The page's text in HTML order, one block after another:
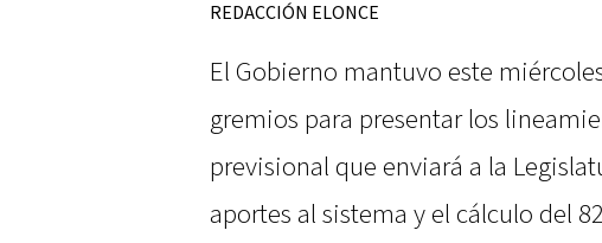
REDACCIÓN ELONCE
El Gobierno mantuvo este
gremios para presentar los
previsional que enviará a la
aportes al sistema y el cálculo del